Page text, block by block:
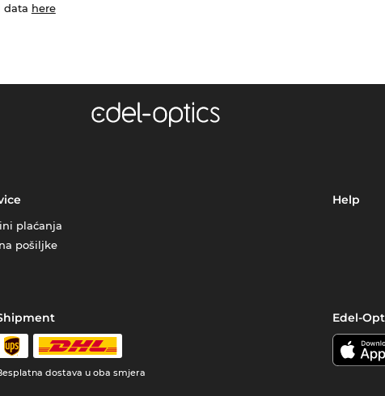
data here
plaćanja
pošiljke
Help
dostava u oba smjera
Edel-